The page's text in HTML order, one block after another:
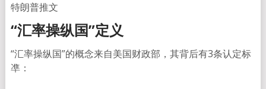
特朗普推文
“汇率操纵国”定义
“汇率操纵国”的概念来自美国财政部，其背后有3条认定标
凖：